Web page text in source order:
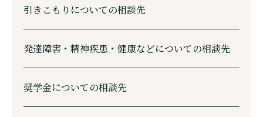
引きこもりについての相談先
発達障害・精神疾患・健康などについての相談先
奨学金についての相談先